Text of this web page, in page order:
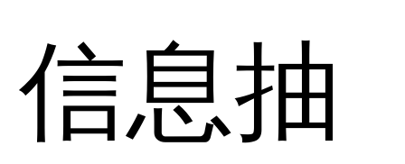
信息抽